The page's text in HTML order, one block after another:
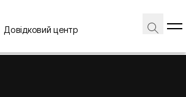
Довідковий центр